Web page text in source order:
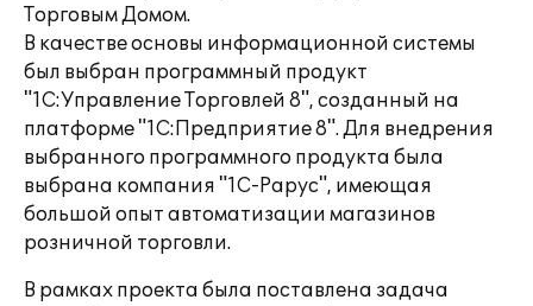
Торговым Домом.
В качестве основы информационной системы
был выбран программный продукт
"1С:Управление Торговлей 8", созданный на
платформе "1С:Предприятие 8". Для внедрения
выбранного программного продукта была
выбрана компания "1С-Рарус", имеющая
большой опыт автоматизации магазинов
розничной торговли.
В рамках проекта была поставлена задача